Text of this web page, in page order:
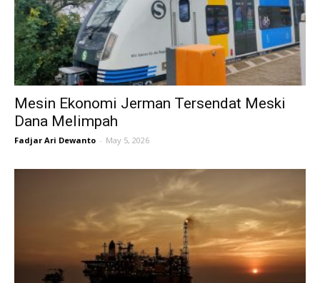
Mesin Ekonomi Jerman Tersendat Meski
Dana Melimpah
Fadjar Ari Dewanto - May 5, 2026